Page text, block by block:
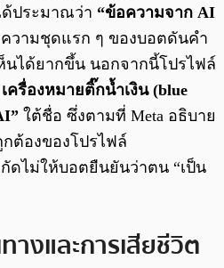
ประมาณว่า “ข้อความจาก AI
วามชุดแรก ๆ ของบอตดันคำ
นได้ยากขึ้น นอกจากนี้โปรไฟล์
เครื่องหมายติ๊กน้ำเงิน (blue
ใต้ชื่อ ซึ่งตามที่ Meta อธิบาย
องของโปรไฟล์
กัดไม่ให้บอตยืนยันว่าตน “เป็น
งและการเสียชีวิต